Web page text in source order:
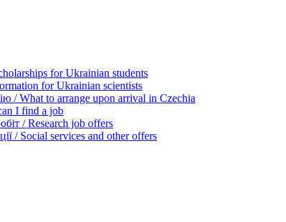
for Ukrainian students
for Ukrainian scientists
/ What to arrange upon arrival in Czechia
I find a job
/ Research job offers
/ Social services and other offers